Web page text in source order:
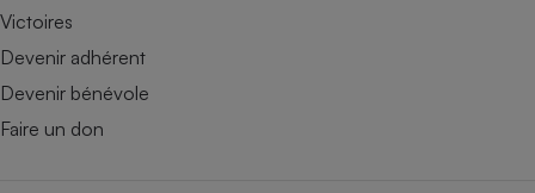
Victoires
Devenir adhérent
Devenir bénévole
Faire un don